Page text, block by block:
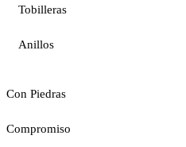
Tobilleras
Anillos
Con Piedras
Compromiso